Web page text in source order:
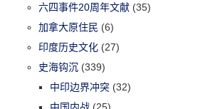
六四事件20周年文献 (35)
加拿大原住民 (6)
印度历史文化 (27)
史海钩沉 (339)
中印边界冲突 (32)